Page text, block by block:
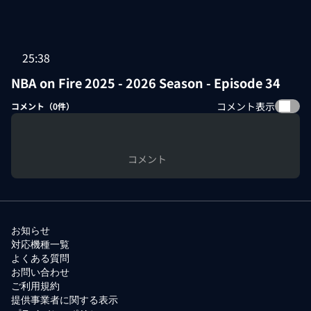
25:38
NBA on Fire 2025 - 2026 Season - Episode 34
コメント（0件） コメント表示
コメント
お知らせ
対応機種一覧
よくある質問
お問い合わせ
ご利用規約
提供事業者に関する表示